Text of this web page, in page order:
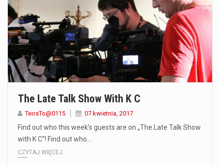
The Late Talk Show With K C
TeosTo@0115 07 kwietnia, 2017
Find out who this week’s guests are on „The Late Talk Show
with K C”! Find out who…
CZYTAJ WIĘCEJ...